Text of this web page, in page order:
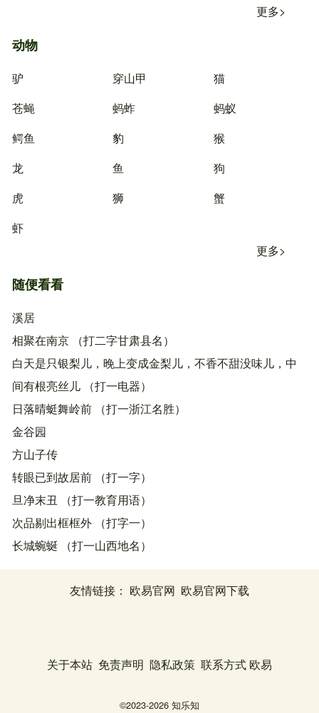
更多>
动物
驴 穿山甲
猫
苍蝇
蚂蚱
蚂蚁
鳄鱼
豹
猴
龙
鱼
狗
虎
狮
蟹
虾
更多>
随便看看
溪居
相聚在南京 （打二字甘肃县名）
白天是只银梨儿，晚上变成金梨儿，不香不甜没味儿，中
间有根亮丝儿 （打一电器）
日落晴蜓舞岭前 （打一浙江名胜）
金谷园
方山子传
转眼已到故居前 （打一字）
旦净末丑 （打一教育用语）
次品剔出框框外 （打字一）
长城蜿蜒 （打一山西地名）
友情链接： 欧易官网 欧易官网下载
关于本站 免责声明 隐私政策 联系方式 欧易
©2023-2026 知乐知